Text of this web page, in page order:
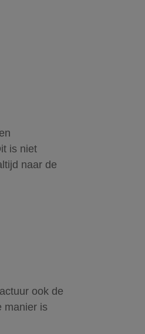
is niet
naar de
ook de
manier is